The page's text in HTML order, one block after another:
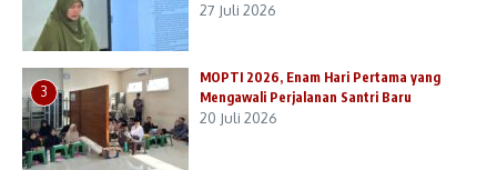
27 Juli 2026
3
MOPTI 2026, Enam Hari Pertama yang
Mengawali Perjalanan Santri Baru
20 Juli 2026